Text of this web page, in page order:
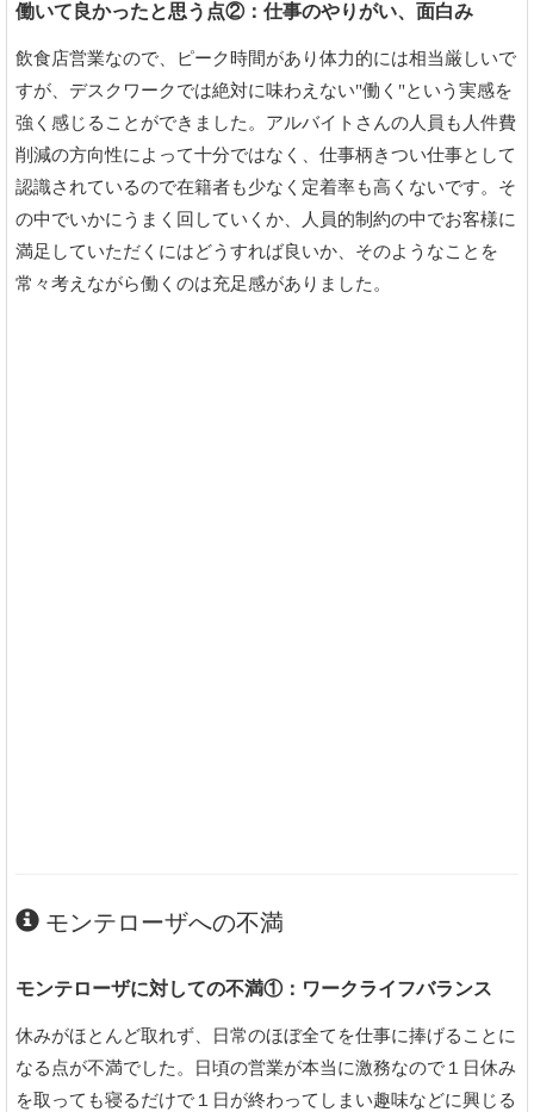
働いて良かったと思う点②：仕事のやりがい、面白み
飲食店営業なので、ピーク時間があり体力的には相当厳しいで
すが、デスクワークでは絶対に味わえない"働く"という実感を
強く感じることができました。アルバイトさんの人員も人件費
削減の方向性によって十分ではなく、仕事柄きつい仕事として
認識されているので在籍者も少なく定着率も高くないです。そ
の中でいかにうまく回していくか、人員的制約の中でお客様に
満足していただくにはどうすれば良いか、そのようなことを
常々考えながら働くのは充足感がありました。
モンテローザへの不満
モンテローザに対しての不満①：ワークライフバランス
休みがほとんど取れず、日常のほぼ全てを仕事に捧げることに
なる点が不満でした。日頃の営業が本当に激務なので１日休み
を取っても寝るだけで１日が終わってしまい趣味などに興じる